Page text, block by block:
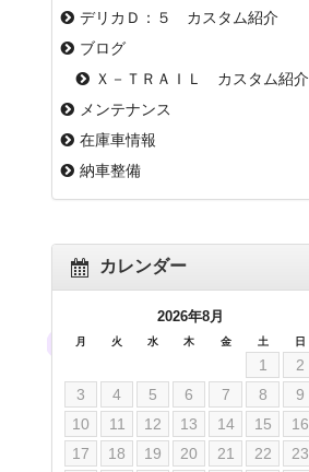
デリカＤ：５ カスタム紹介
ブログ
Ｘ－ＴＲＡＩＬ カスタム紹介
メンテナンス
在庫車情報
納車整備
カレンダー
2026年8月
月 火 水 木 金 土 日
1
2
3
4 5 6 7 8
9
10
11 12 13 14 15
16
17
18 19 20 21 22
23